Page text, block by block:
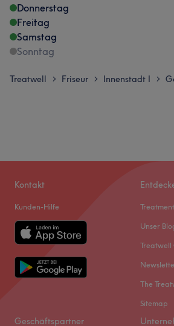
Donnerstag
Freitag
Samstag
Sonntag
Treatwell > Friseur > Innenstadt I >
Kontakt
Kunden-Hilfe
Unser
Treatwell
The
Sitemap
Geschäftspartner